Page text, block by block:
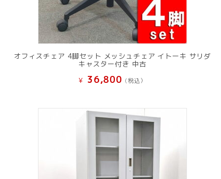
オフィスチェア 4脚セット メッシュチェア イトーキ サリダ
キャスター付き 中古
¥ 36,800 (税込）